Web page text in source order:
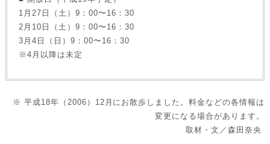
1月27日（土）9：00〜16：30
2月10日（土）9：00〜16：30
3月4日（日）9：00〜16：30
※4月以降は未定
※ 平成18年（2006）12月にお散歩しました。料金などの各情報は
変更になる場合があります。
取材・文／森田奈央